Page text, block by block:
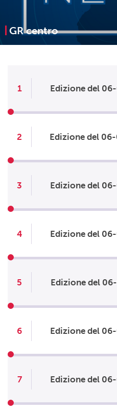
GR centro
1 Edizione del
2 Edizione del
3 Edizione del
4 Edizione del
5 Edizione del
6 Edizione del
7 Edizione del